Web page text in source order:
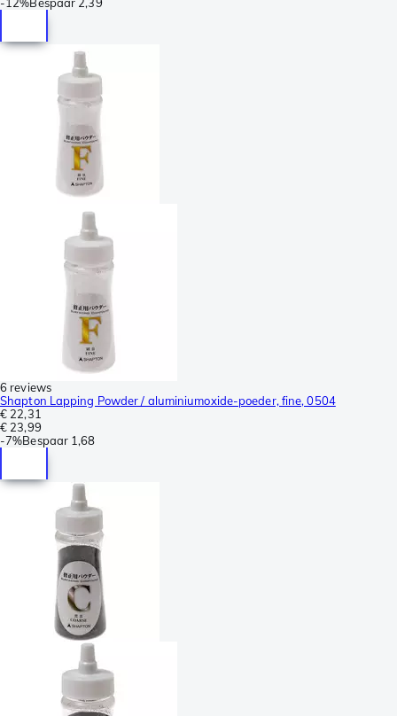
6 reviews
Shapton Lapping Powder / aluminiumoxide-poeder, fine, 0504
€ 22,31
€ 23,99
-7%Bespaar 1,68